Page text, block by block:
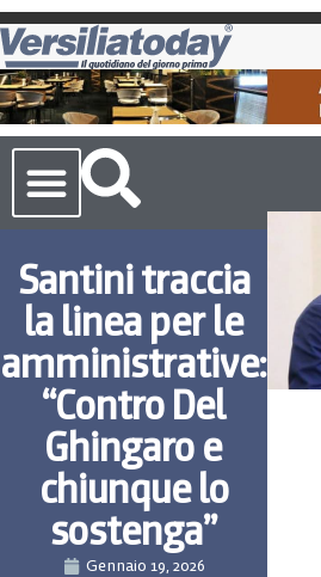
Santini traccia
la linea per le
amministrative:
“Contro Del
Ghingaro e
chiunque lo
sostenga”
Gennaio 19, 2026